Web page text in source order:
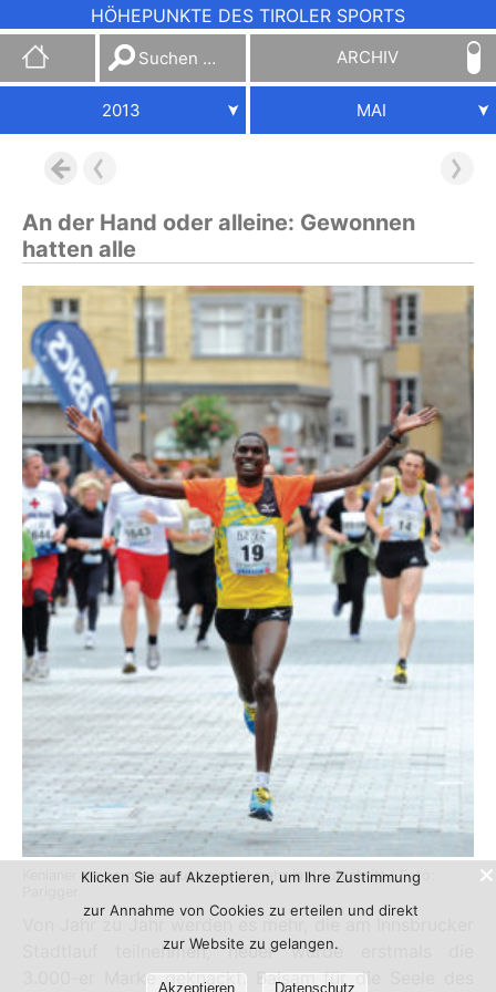
HÖHEPUNKTE DES TIROLER SPORTS
Suchen
nach:
ARCHIV
2013 MAI
An der Hand oder alleine: Gewonnen
hatten alle
Kenianer erobern Innsbruck einmal mehr im Laufschritt / Foto:
Stadtlauf teilnehmen, heuer wurde erstmals die
3.000-er Marke geknackt. Balsam für die Seele des
Klicken Sie auf Akzeptieren, um Ihre Zustimmung
zur Annahme von Cookies zu erteilen und direkt
zur Website zu gelangen.
Akzeptieren Datenschutz